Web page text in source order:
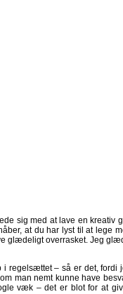
sig med at lave en kreativ
at du har lyst til at lege
glædeligt overrasket. Jeg
i regelsættet – så er det,
man nemt kunne have
væk – det er blot for at